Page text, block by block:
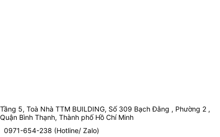
Tầng 5, Toà Nhà TTM BUILDING, Số 309 Bạch Đằng , Phường 2 ,
Quận Bình Thạnh, Thành phố Hồ Chí Minh
0971-654-238 (Hotline/ Zalo)